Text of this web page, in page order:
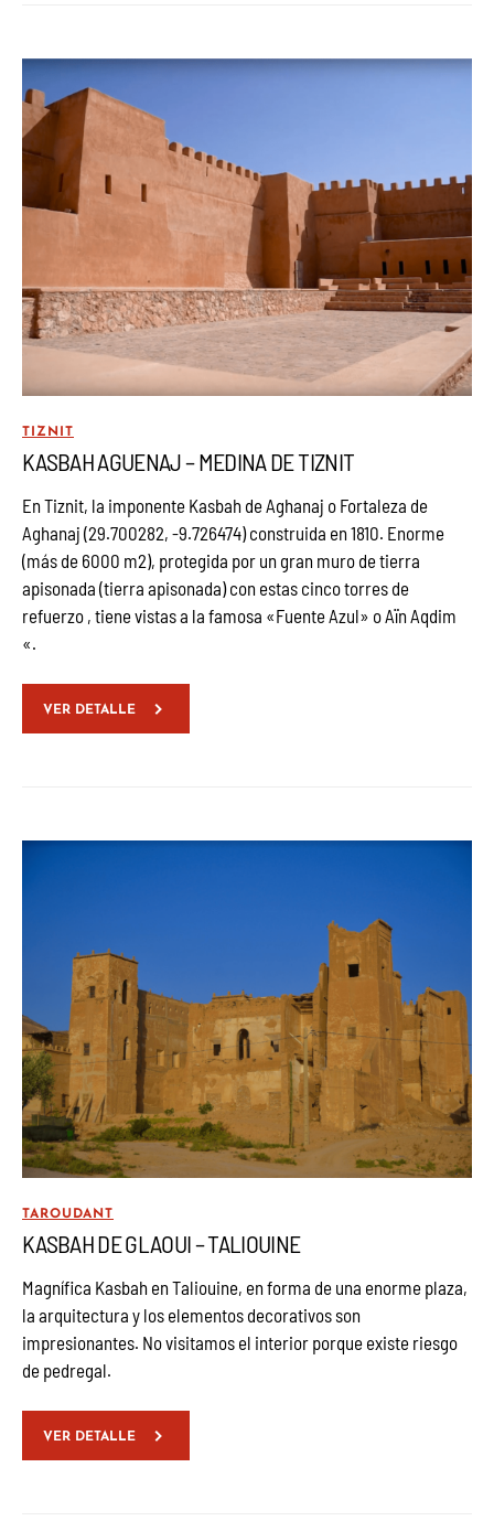
TIZNIT
KASBAH AGUENAJ – MEDINA DE TIZNIT
En Tiznit, la imponente Kasbah de Aghanaj o Fortaleza de
Aghanaj (29.700282, -9.726474) construida en 1810. Enorme
(más de 6000 m2), protegida por un gran muro de tierra
apisonada (tierra apisonada) con estas cinco torres de
refuerzo , tiene vistas a la famosa «Fuente Azul» o Aïn Aqdim
«.
VER DETALLE
TAROUDANT
KASBAH DE GLAOUI – TALIOUINE
Magnífica Kasbah en Taliouine, en forma de una enorme plaza,
la arquitectura y los elementos decorativos son
impresionantes. No visitamos el interior porque existe riesgo
de pedregal.
VER DETALLE